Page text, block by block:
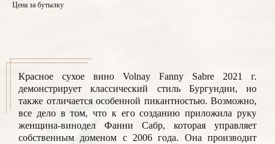
Цена за бутылку
Красное сухое вино Volnay Fanny Sabre 2021 г.
демонстрирует классический стиль Бургундии, но
также отличается особенной пикантностью. Возможно,
все дело в том, что к его созданию приложила руку
женщина-винодел Фанни Сабр, которая управляет
собственным доменом с 2006 года. Она производит